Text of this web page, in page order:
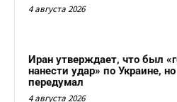
4 августа 2026
Иран утверждает, что был
нанести удар» по Украине, но
передумал
4 августа 2026